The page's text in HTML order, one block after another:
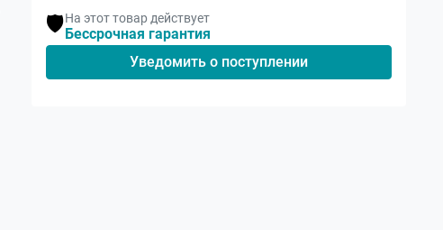
🛡️На этот товар действует
Бессрочная гарантия
Уведомить о поступлении